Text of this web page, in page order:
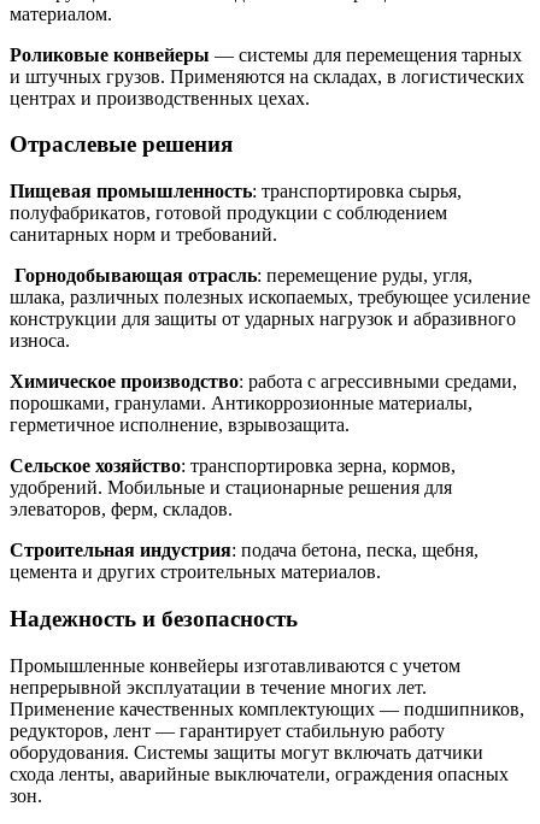
материалом.
Роликовые конвейеры — системы для перемещения тарных
и штучных грузов. Применяются на складах, в логистических
центрах и производственных цехах.
Отраслевые решения
Пищевая промышленность: транспортировка сырья,
полуфабрикатов, готовой продукции с соблюдением
санитарных норм и требований.
Горнодобывающая отрасль: перемещение руды, угля,
шлака, различных полезных ископаемых, требующее усиление
конструкции для защиты от ударных нагрузок и абразивного
износа.
Химическое производство: работа с агрессивными средами,
порошками, гранулами. Антикоррозионные материалы,
герметичное исполнение, взрывозащита.
Сельское хозяйство: транспортировка зерна, кормов,
удобрений. Мобильные и стационарные решения для
элеваторов, ферм, складов.
Строительная индустрия: подача бетона, песка, щебня,
цемента и других строительных материалов.
Надежность и безопасность
Промышленные конвейеры изготавливаются с учетом
непрерывной эксплуатации в течение многих лет.
Применение качественных комплектующих — подшипников,
редукторов, лент — гарантирует стабильную работу
оборудования. Системы защиты могут включать датчики
схода ленты, аварийные выключатели, ограждения опасных
зон.